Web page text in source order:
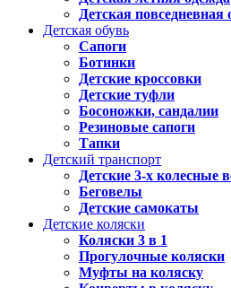
Детская повседневная
Детская обувь
Сапоги
Ботинки
Детские кроссовки
Детские туфли
Босоножки, сандалии
Резиновые сапоги
Тапки
Детский транспорт
Детские 3-х колесные
Беговелы
Детские самокаты
Детские коляски
Коляски 3 в 1
Прогулочные коляски
Муфты на коляску